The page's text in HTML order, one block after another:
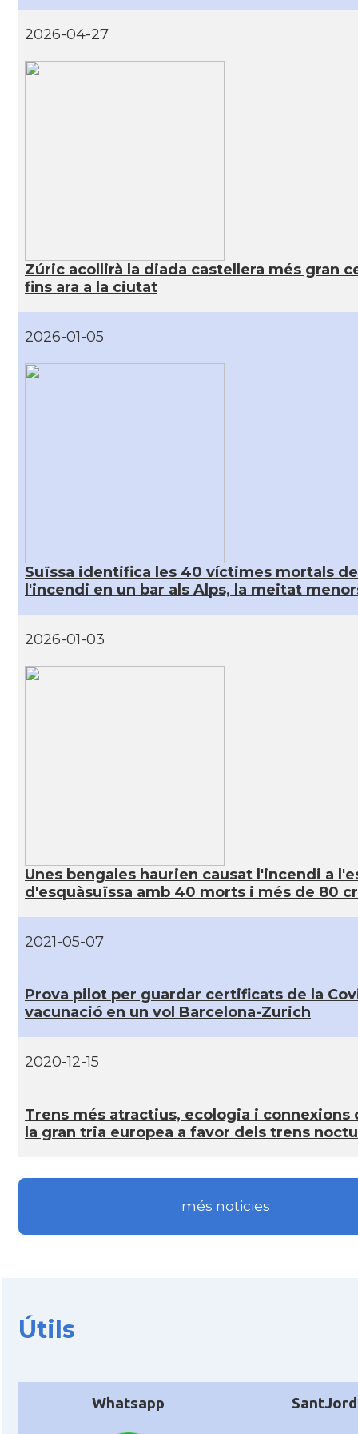
2026-04-27
Zúric acollirà la diada castellera més gran
fins ara a la ciutat
2026-01-05
Suïssa identifica les 40 víctimes mortals de
l'incendi en un bar als Alps, la meitat
2026-01-03
Unes bengales haurien causat l'incendi a
d'esquàsuïssa amb 40 morts i més de 80
2021-05-07
Prova pilot per guardar certificats de la
vacunació en un vol Barcelona-Zurich
2020-12-15
Trens més atractius, ecologia i connexions
la gran tria europea a favor dels trens
més noticies
Útils
Whatsapp